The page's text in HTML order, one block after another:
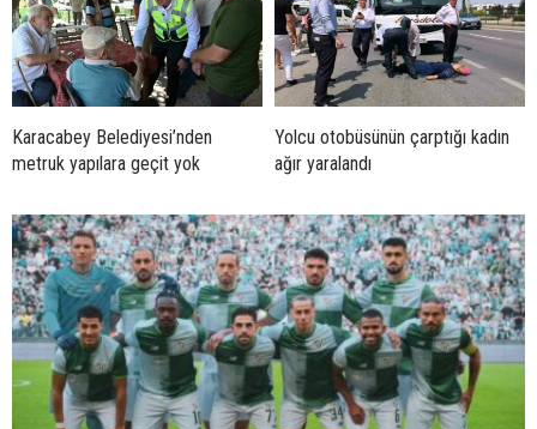
Karacabey Belediyesi’nden
metruk yapılara geçit yok
Yolcu otobüsünün çarptığı kadın
ağır yaralandı